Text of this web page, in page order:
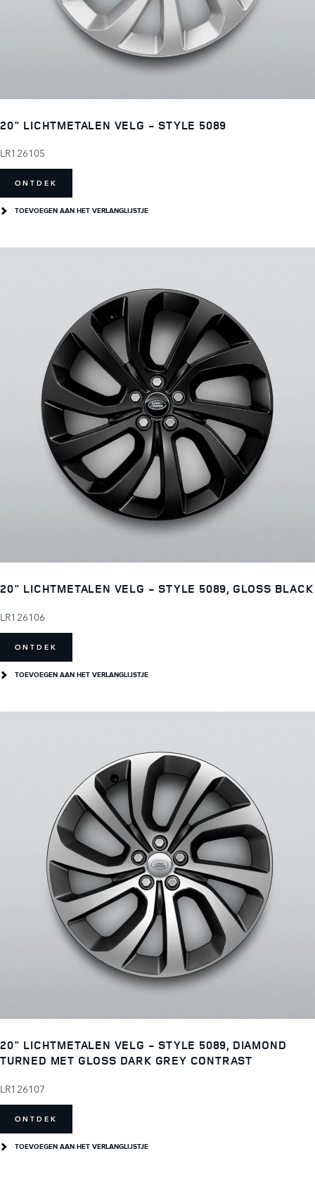
20" LICHTMETALEN VELG - STYLE 5089
LR126105
ONTDEK
TOEVOEGEN AAN HET VERLANGLIJSTJE
20" LICHTMETALEN VELG - STYLE 5089, GLOSS BLACK
LR126106
ONTDEK
TOEVOEGEN AAN HET VERLANGLIJSTJE
20" LICHTMETALEN VELG - STYLE 5089, DIAMOND
TURNED MET GLOSS DARK GREY CONTRAST
LR126107
ONTDEK
TOEVOEGEN AAN HET VERLANGLIJSTJE